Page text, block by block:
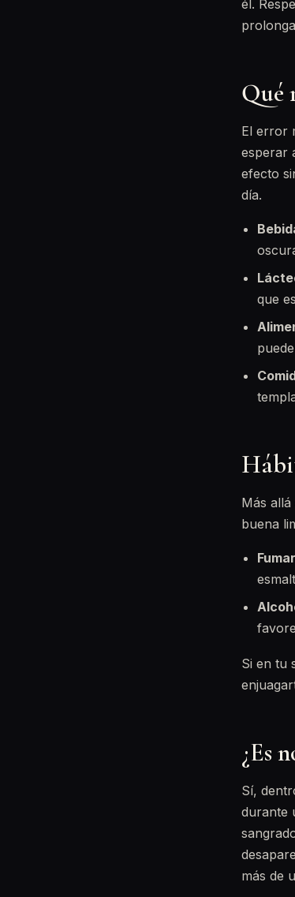
él.
Qué
El error
esperar
efecto
día.
que
Más
buena
Si en tu
¿Es
Sí,
durante
más de